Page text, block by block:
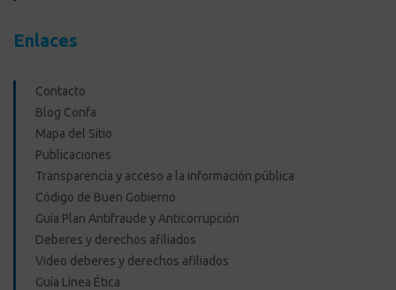
Enlaces
Contacto
Blog Confa
Mapa del Sitio
Publicaciones
Transparencia y acceso a la información pública
Código de Buen Gobierno
Guía Plan Antifraude y Anticorrupción
Deberes y derechos afiliados
Video deberes y derechos afiliados
Guía Línea Ética